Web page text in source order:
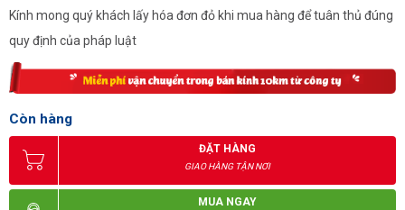
Kính mong quý khách lấy hóa đơn đỏ khi mua hàng để tuân thủ đúng
quy định của pháp luật
Còn hàng
ĐẶT HÀNG
GIAO HÀNG TẬN NƠI
MUA NGAY